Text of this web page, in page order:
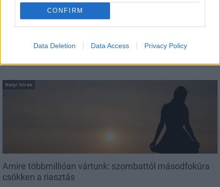
CONFIRM
Data Deletion Data Access Privacy Policy
Helyi hírek
Amire többmillióan vártunk: szombattól másodfokúra
csökken a riasztás